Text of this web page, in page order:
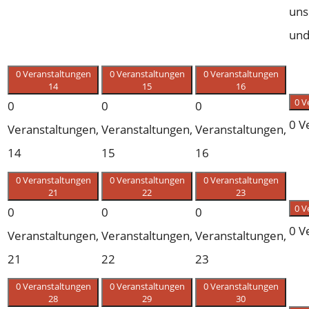
0 Veranstaltungen
14
0
Veranstaltungen,
14
0 Veranstaltungen
15
0
Veranstaltungen,
15
0 Veranstaltungen
16
0
Veranstaltungen,
16
0
0
0 Veranstaltungen
21
0
Veranstaltungen,
21
0 Veranstaltungen
22
0
Veranstaltungen,
22
0 Veranstaltungen
23
0
Veranstaltungen,
23
0
0
0 Veranstaltungen
28
0 Veranstaltungen
29
0 Veranstaltungen
30